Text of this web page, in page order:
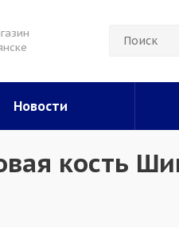
Новости
кость